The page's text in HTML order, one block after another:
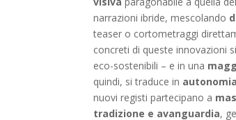
narrazioni ibride, mescolando
teaser o cortometraggi
concreti di queste innovazioni
eco-sostenibili – e in una
quindi, si traduce in
nuovi registi partecipano a
tradizione e avanguardia,